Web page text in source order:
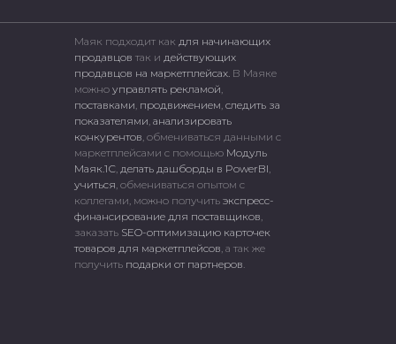
Маяк подходит как для начинающих
продавцов так и действующих
продавцов на маркетплейсах. В Маяке
можно управлять рекламой
поставками продвижением следить за
показателями анализировать
конкурентов , обмениваться данными с
маркетплейсами c помощью Модуль
Маяк.1С делать дашборды в PowerBI
учиться , обмениваться опытом с
коллегами, можно получить экспресс-
финансирование для поставщиков
заказать SEO-оптимизацию карточек
товаров для маркетплейсов , а так же
получить подарки от партнеров